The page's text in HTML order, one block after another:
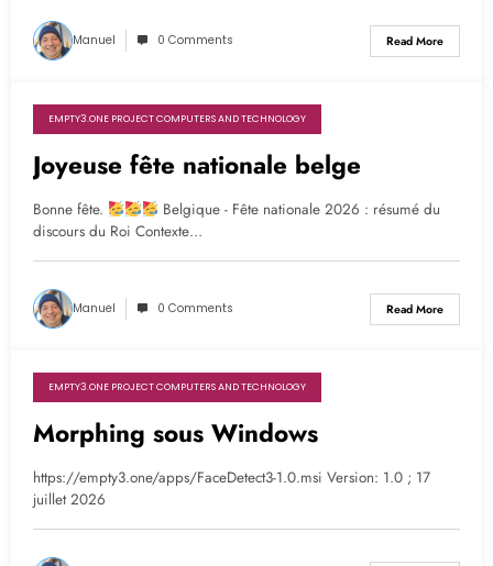
Manuel 0 Comments Read More
3 semaines ago
EMPTY3.ONE PROJECT COMPUTERS AND TECHNOLOGY
Joyeuse fête nationale belge
Bonne fête.
Belgique - Fête nationale 2026 : résumé du
discours du Roi Contexte…
Manuel 0 Comments Read More
3 semaines ago
EMPTY3.ONE PROJECT COMPUTERS AND TECHNOLOGY
Morphing sous Windows
https://empty3.one/apps/FaceDetect3-1.0.msi Version: 1.0 ; 17
juillet 2026